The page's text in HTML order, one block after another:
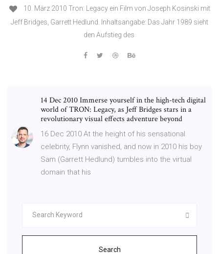
10. März 2010 Tron: Legacy ein Film von Joseph Kosinski mit
Jeff Bridges, Garrett Hedlund. Inhaltsangabe: Das Jahr 1989 sieht
den Aufstieg des
14 Dec 2010 Immerse yourself in the high-tech digital
world of TRON: Legacy, as Jeff Bridges stars in a
revolutionary visual effects adventure beyond
16 Dec 2010 At the height of his sensational
celebrity, Flynn vanished, and now in 2010 his boy
Sam (Garrett Hedlund) tumbles into the virtual
domain that his
Search